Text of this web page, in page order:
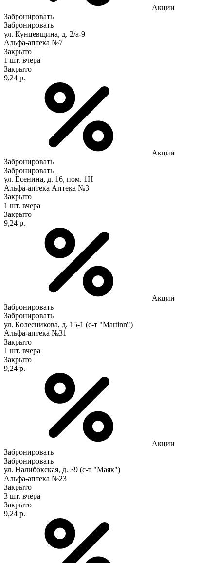
Акции
Забронировать
Забронировать
ул. Кунцевщина, д. 2/а-9
Альфа-аптека №7
Закрыто
1 шт. вчера
Закрыто
9,24 р.
Акции
Забронировать
Забронировать
ул. Есенина, д. 16, пом. 1Н
Альфа-аптека Аптека №3
Закрыто
1 шт. вчера
Закрыто
9,24 р.
Акции
Забронировать
Забронировать
ул. Колесникова, д. 15-1 (с-т "Мartinn")
Альфа-аптека №31
Закрыто
1 шт. вчера
Закрыто
9,24 р.
Акции
Забронировать
Забронировать
ул. Налибокская, д. 39 (с-т "Маяк")
Альфа-аптека №23
Закрыто
3 шт. вчера
Закрыто
9,24 р.